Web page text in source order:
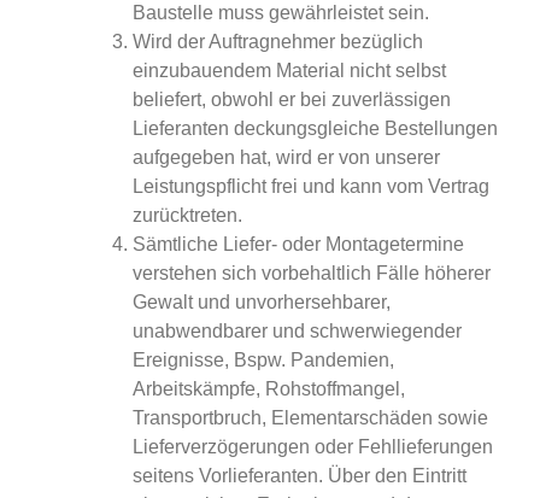
Baustelle muss gewährleistet sein.
Wird der Auftragnehmer bezüglich
einzubauendem Material nicht selbst
beliefert, obwohl er bei zuverlässigen
Lieferanten deckungsgleiche Bestellungen
aufgegeben hat, wird er von unserer
Leistungspflicht frei und kann vom Vertrag
zurücktreten.
Sämtliche Liefer- oder Montagetermine
verstehen sich vorbehaltlich Fälle höherer
Gewalt und unvorhersehbarer,
unabwendbarer und schwerwiegender
Ereignisse, Bspw. Pandemien,
Arbeitskämpfe, Rohstoffmangel,
Transportbruch, Elementarschäden sowie
Lieferverzögerungen oder Fehllieferungen
seitens Vorlieferanten. Über den Eintritt